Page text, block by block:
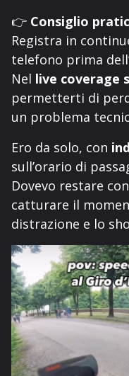
👉 Consiglio
Registra in
telefono prima
Nel live coverage
permetterti di
un problema
Ero da solo, con
sull’orario di
Dovevo restare
catturare il
distrazione e lo